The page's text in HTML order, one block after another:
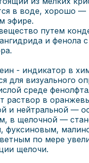
в воде, хорошо —
эфире.
путем
и фенола
- индикатор в
для визуального
среде
раствор в
и нейтральной —
в щелочной —
фуксиновым,
по мере
щелочи.